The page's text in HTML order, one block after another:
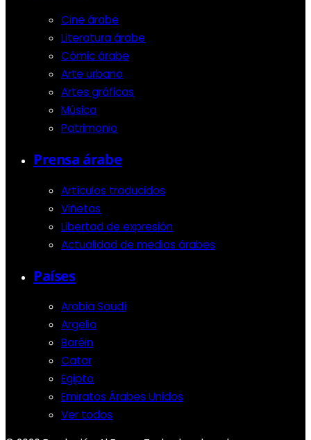
Cine árabe
Literatura árabe
Cómic árabe
Arte urbano
Artes gráficas
Música
Patrimonio
Prensa árabe
Artículos traducidos
Viñetas
Libertad de expresión
Actualidad de medios árabes
Países
Arabia Saudí
Argelia
Baréin
Catar
Egipto
Emiratos Árabes Unidos
Ver todos